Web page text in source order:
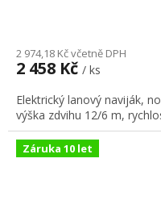
2 974,18 Kč včetně DPH
2 458 Kč / ks
Elektrický lanový naviják,
výška zdvihu 12/6 m,
Záruka 10 let